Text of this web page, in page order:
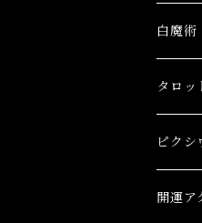
ブッ
恋愛運
健康
金運
白魔
香油
恋愛
金運
キャ
恋愛
線香
タロ
初心
中級者
ピク
開運ア